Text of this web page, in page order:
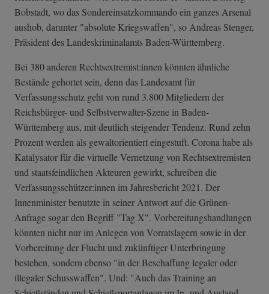
Bobstadt, wo das Sondereinsatzkommando ein ganzes Arsenal
aushob, darunter "absolute Kriegswaffen", so Andreas Stenger,
Präsident des Landeskriminalamts Baden-Württemberg.
Bei 380 anderen Rechtsextremist:innen könnten ähnliche
Bestände gehortet sein, denn das Landesamt für
Verfassungsschutz geht von rund 3.800 Mitgliedern der
Reichsbürger- und Selbstverwalter-Szene in Baden-
Württemberg aus, mit deutlich steigender Tendenz. Rund zehn
Prozent werden als gewaltorientiert eingestuft. Corona habe als
Katalysator für die virtuelle Vernetzung von Rechtsextremisten
und staatsfeindlichen Akteuren gewirkt, schreiben die
Verfassungsschützer:innen im Jahresbericht 2021. Der
Innenminister benutzte in seiner Antwort auf die Grünen-
Anfrage sogar den Begriff "Tag X". Vorbereitungshandlungen
könnten nicht nur im Anlegen von Vorratslagern sowie in der
Vorbereitung der Flucht und zukünftiger Unterbringung
bestehen, sondern ebenso "in der Beschaffung legaler oder
illegaler Schusswaffen". Und: "Auch das Training an